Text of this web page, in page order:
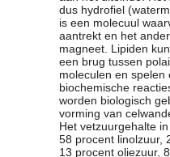
dus hydrofiel
is een molecuul
aantrekt en het
magneet. Lipiden
een brug tussen
moleculen en spelen
biochemische
worden biologisch
vorming van
Het vetzuurgehalte
58 procent linolzuur,
13 procent oliezuur,
Artikelen
Foto's
Links
Nieuwsflitsen
Video